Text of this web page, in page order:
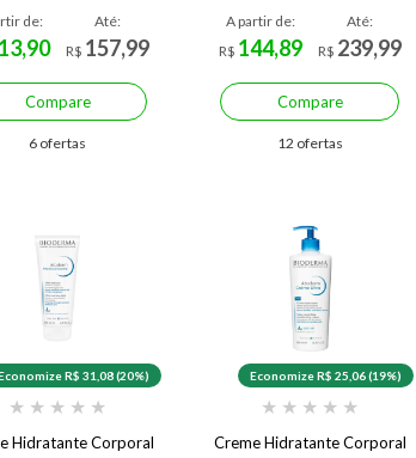
de:
Até:
R$ 157,99
Compare
6 ofertas
A partir de:
R$ 144,89
Até:
R$ 239,99
Compare
12 ofertas
R$ 31,08 (20%)
★ ★ ★ ★ ★
Hidratante Corporal
Economize R$ 25,06 (19%)
★ ★ ★ ★ ★
Creme Hidratante Corporal